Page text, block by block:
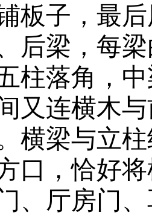
板子，最
后梁，每
柱落角，
又连横木
横梁与立
口，恰好
、厅房门